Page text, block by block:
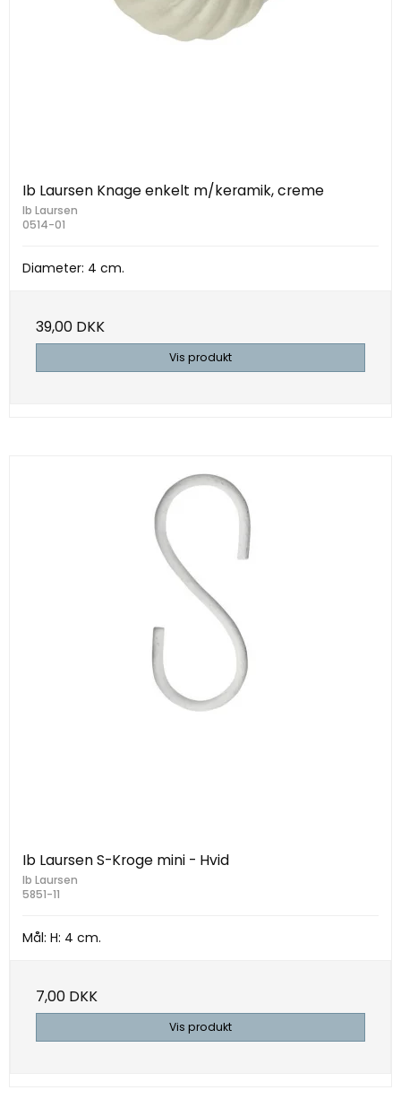
Ib Laursen Knage enkelt m/keramik, creme
Ib Laursen
0514-01
Diameter: 4 cm.
39,00 DKK
Vis produkt
Ib Laursen S-Kroge mini - Hvid
Ib Laursen
5851-11
Mål: H: 4 cm.
7,00 DKK
Vis produkt